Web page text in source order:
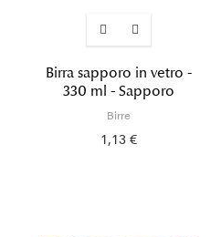
Birra sapporo in vetro -
330 ml - Sapporo
Birre
1,13 €